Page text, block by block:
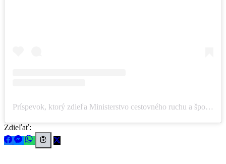
Príspevok, ktorý zdieľa Ministerstvo cestovného ruchu a športu SR (@ministerstvo_cest_ruchu_sportu)
Zdieľať: